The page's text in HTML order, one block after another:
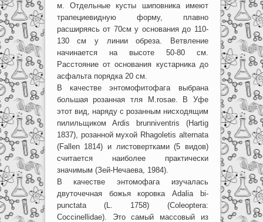
м. Отдельные кусты шиповника имеют
трапециевидную форму, плавно
расширяясь от 70см у основания до 110-
130 см у линии обреза. Ветвление
начинается на высоте 50-80 см.
Расстояние от основания кустарника до
асфальта порядка 20 см.
В качестве энтомофитофага выбрана
большая розанная тля M.rosae. В Уфе
этот вид, наряду с розанным нисходящим
пилильщиком Ardis brunniventris (Hartig
1837), розанной мухой Rhagoletis alternata
(Fallen 1814) и листовертками (5 видов)
считается наиболее практически
значимым (Зей-Нечаева, 1984).
В качестве энтомофага изучалась
двуточечная божья коровка Adalia bi-
punctata (L. 1758) (Coleoptera:
Coccinellidae). Это самый массовый из